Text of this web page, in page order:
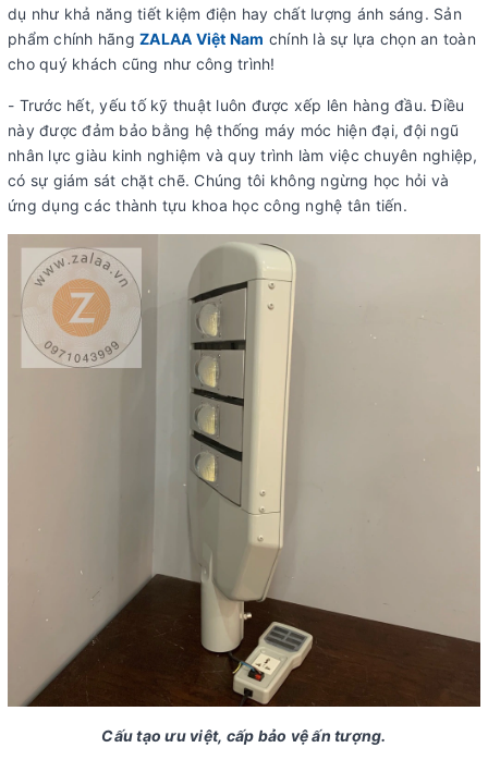
dụ như khả năng tiết kiệm điện hay chất lượng ánh sáng. Sản
phẩm chính hãng ZALAA Việt Nam chính là sự lựa chọn an toàn
cho quý khách cũng như công trình!
- Trước hết, yếu tố kỹ thuật luôn được xếp lên hàng đầu. Điều
này được đảm bảo bằng hệ thống máy móc hiện đại, đội ngũ
nhân lực giàu kinh nghiệm và quy trình làm việc chuyên nghiệp,
có sự giám sát chặt chẽ. Chúng tôi không ngừng học hỏi và
ứng dụng các thành tựu khoa học công nghệ tân tiến.
Cấu tạo ưu việt, cấp bảo vệ ấn tượng.